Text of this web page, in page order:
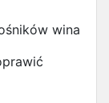
wina